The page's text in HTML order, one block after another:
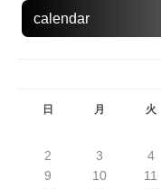
calendar
日 月 火
2
3 4
9
10 11